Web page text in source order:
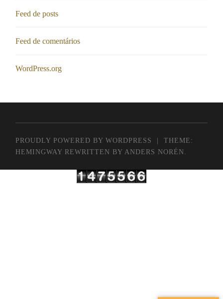
Feed de posts
Feed de comentários
WordPress.org
PROUDLY POWERED BY WORDPRESS
THEME:
HEMINGWAY REWRITTEN BYANDERS NORÉN.